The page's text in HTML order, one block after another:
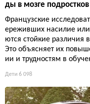
ды в мозге подростков
Французские
ереживших насилие
ются стойкие различия
Это объясняет их
ии и трудностям в
Дети 6 098